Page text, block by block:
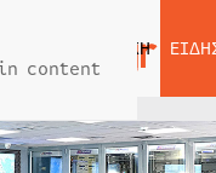
content
ΑΡΧΙΚΗ